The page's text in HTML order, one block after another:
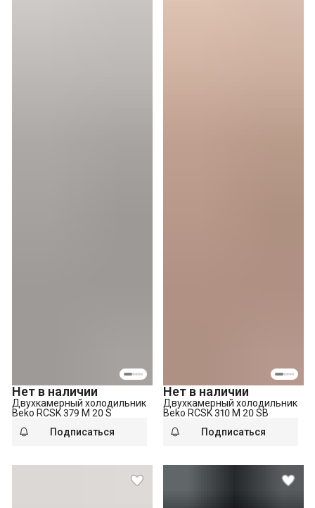
Нет в наличии
Двухкамерный холодильник
Beko RCSK 379 M 20 S
Подписаться
Нет в наличии
Двухкамерный холодильник
Beko RCSK 310 M 20 SB
Подписаться